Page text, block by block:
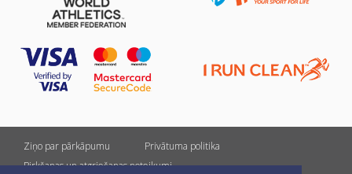
Ziņo par pārkāpumu
Privātuma politika
Pirkšanas un atgriešanas noteikumi